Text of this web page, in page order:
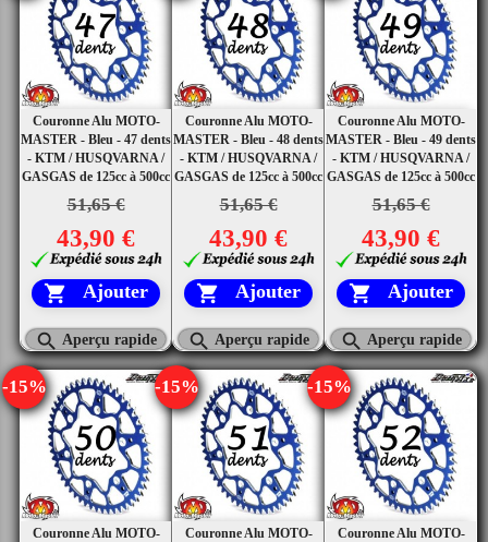
Couronne Alu MOTO-
MASTER - Bleu - 47 dents
- KTM / HUSQVARNA /
GASGAS de 125cc à 500cc
51,65 €
43,90 €
 Ajouter
 Aperçu rapide
Couronne Alu MOTO-
MASTER - Bleu - 48 dents
- KTM / HUSQVARNA /
GASGAS de 125cc à 500cc
51,65 €
43,90 €
 Ajouter
 Aperçu rapide
Couronne Alu MOTO-
MASTER - Bleu - 49 dents
- KTM / HUSQVARNA /
GASGAS de 125cc à 500cc
51,65 €
43,90 €
 Ajouter
 Aperçu rapide
Couronne Alu MOTO-
-15%
Couronne Alu MOTO-
-15%
Couronne Alu MOTO-
-15%